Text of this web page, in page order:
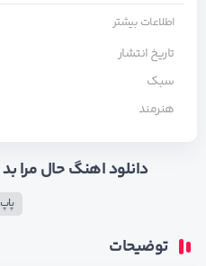
اطلاعات بیشتر
تاریخ انتشار
سبک
هنرمند
دانلود اهنگ حال مرا
پاپ
توضیحات